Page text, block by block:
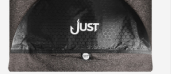
Marcas
Ancho
Tamano|194cm